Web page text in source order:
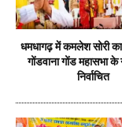
धमधागढ़ में कमलेश सोरी
गोंडवाना गोंड महासभा के
निर्वाचित